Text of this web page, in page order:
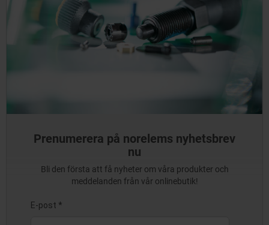
Prenumerera på norelems nyhetsbrev
nu
Bli den första att få nyheter om våra produkter och
meddelanden från vår onlinebutik!